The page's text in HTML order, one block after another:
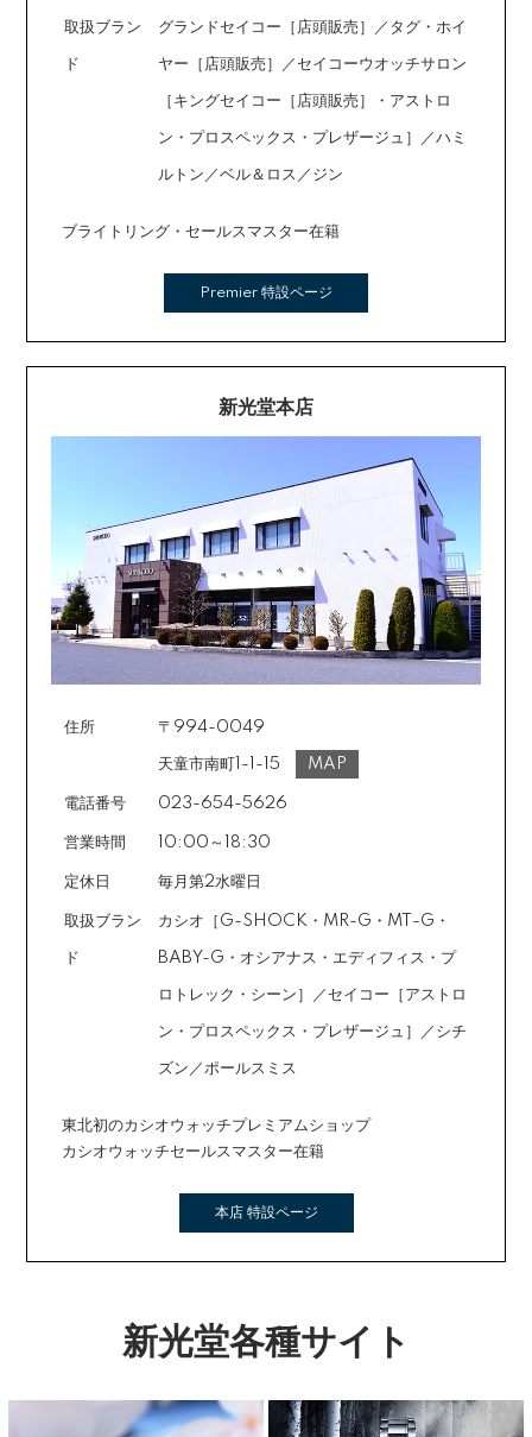
取扱ブラン
ド
グランドセイコー［店頭販売］／タグ・ホイ
ヤー［店頭販売］／セイコーウオッチサロン
［キングセイコー［店頭販売］・アストロ
ン・プロスペックス・プレザージュ］／ハミ
ルトン／ベル＆ロス／ジン
ブライトリング・セールスマスター在籍
Premier 特設ページ
新光堂本店
住所 〒994-0049
天童市南町1-1-15 MAP
電話番号 023-654-5626
営業時間 10:00～18:30
定休日 毎月第2水曜日
取扱ブラン
ド
カシオ［G-SHOCK・MR-G・MT-G・
BABY-G・オシアナス・エディフィス・プ
ロトレック・シーン］／セイコー［アストロ
ン・プロスペックス・プレザージュ］／シチ
ズン／ポールスミス
東北初のカシオウォッチプレミアムショップ
カシオウォッチセールスマスター在籍
本店 特設ページ
新光堂各種サイト